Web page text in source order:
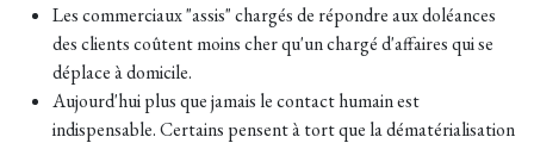
Les commerciaux "assis" chargés de répondre aux doléances
des clients coûtent moins cher qu'un chargé d'affaires qui se
déplace à domicile.
Aujourd'hui plus que jamais le contact humain est
indispensable. Certains pensent à tort que la dématérialisation